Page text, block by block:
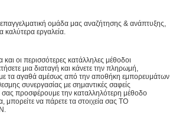
ομάδα μας αναζήτησης & ανάπτυξης,
εργαλεία.
οι περισσότερες κατάλληλες μέθοδοι
μια διαταγή και κάνετε την πληρωμή,
τα αγαθά αμέσως από την αποθήκη εμπορευμάτων
συνεργασίας με σημαντικές σαφείς
σας προσφέρουμε την καταλληλότερη μέθοδο
να πάρετε τα στοιχεία σας ΤΟ